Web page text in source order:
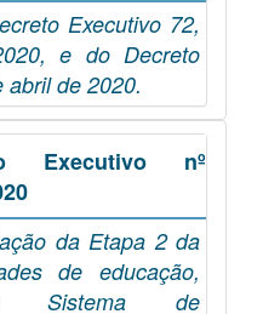
Executivo 72,
e do Decreto
abril de 2020.
Executivo nº
da Etapa 2 da
de educação,
Sistema de